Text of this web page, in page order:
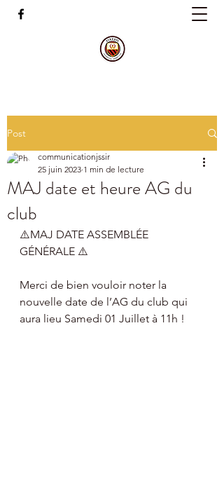
Post
MAJ date et heure AG du
club
communicationjssir
25 juin 2023 1 min de lecture
⚠️MAJ DATE ASSEMBLÉE
GÉNÉRALE ⚠️
Merci de bien vouloir noter la
nouvelle date de l’AG du club qui
aura lieu Samedi 01 Juillet à 11h !